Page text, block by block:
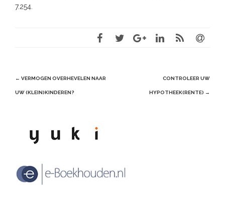
7.254.
Post
navigation
← VERMOGEN OVERHEVELEN NAAR
UW (KLEIN)KINDEREN?
CONTROLEER UW
HYPOTHEEK(RENTE) →